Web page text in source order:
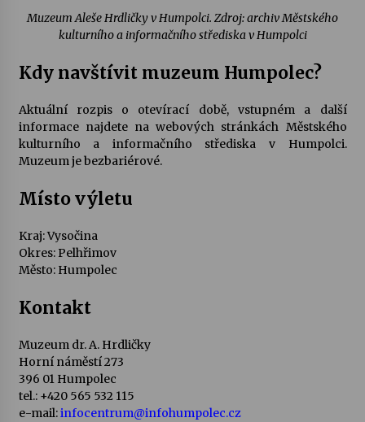
Muzeum Aleše Hrdličky v Humpolci. Zdroj: archiv Městského
kulturního a informačního střediska v Humpolci
Kdy navštívit muzeum Humpolec?
Aktuální rozpis o otevírací době, vstupném a další
informace najdete na webových stránkách Městského
kulturního a informačního střediska v Humpolci.
Muzeum je bezbariérové.
Místo výletu
Kraj: Vysočina
Okres: Pelhřimov
Město: Humpolec
Kontakt
Muzeum dr. A. Hrdličky
Horní náměstí 273
396 01 Humpolec
tel.: +420 565 532 115
e-mail:infocentrum@infohumpolec.cz